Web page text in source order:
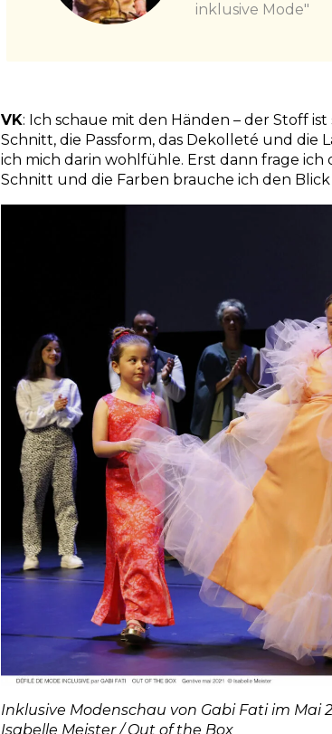
inklusive Mode"
VK: Ich schaue mit den Händen – der Stoff
Schnitt, die Passform, das Dekolleté und die
ich mich darin wohlfühle. Erst dann frage ich
Schnitt und die Farben brauche ich den
Inklusive Modenschau von Gabi Fati im Mai
Isabelle Meister / Out of the Box